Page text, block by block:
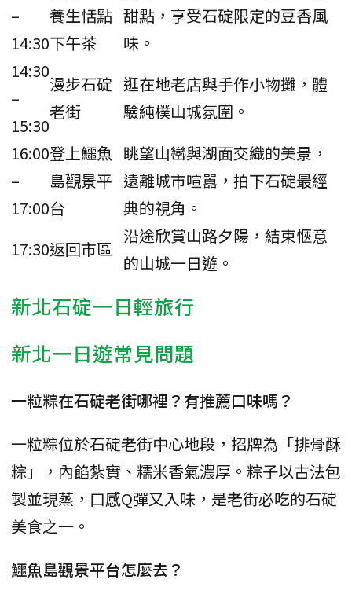
–
14:30
養生恬點
下午茶
甜點，享受石碇限定的豆香風
味。
14:30
–
15:30
漫步石碇
老街
逛在地老店與手作小物攤，體
驗純樸山城氛圍。
16:00
–
17:00
登上鱷魚
島觀景平
台
眺望山巒與湖面交織的美景，
遠離城市喧囂，拍下石碇最經
典的視角。
17:30返回市區
沿途欣賞山路夕陽，結束愜意
的山城一日遊。
新北石碇一日輕旅行
新北一日遊常見問題
一粒粽在石碇老街哪裡？有推薦口味嗎？
一粒粽位於石碇老街中心地段，招牌為「排骨酥
粽」，內餡紮實、糯米香氣濃厚。粽子以古法包
製並現蒸，口感Q彈又入味，是老街必吃的石碇
美食之一。
鱷魚島觀景平台怎麼去？